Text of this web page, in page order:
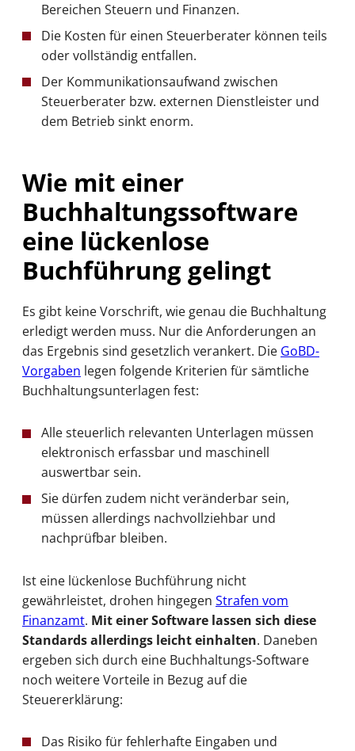
Bereichen Steuern und Finanzen.
Die Kosten für einen Steuerberater können teils
oder vollständig entfallen.
Der Kommunikationsaufwand zwischen
Steuerberater bzw. externen Dienstleister und
dem Betrieb sinkt enorm.
Wie mit einer
Buchhaltungssoftware
eine lückenlose
Buchführung gelingt
Es gibt keine Vorschrift, wie genau die Buchhaltung
erledigt werden muss. Nur die Anforderungen an
das Ergebnis sind gesetzlich verankert. Die GoBD-
Vorgaben legen folgende Kriterien für sämtliche
Buchhaltungsunterlagen fest:
Alle steuerlich relevanten Unterlagen müssen
elektronisch erfassbar und maschinell
auswertbar sein.
Sie dürfen zudem nicht veränderbar sein,
müssen allerdings nachvollziehbar und
nachprüfbar bleiben.
Ist eine lückenlose Buchführung nicht
gewährleistet, drohen hingegen Strafen vom
Finanzamt. Mit einer Software lassen sich diese
Standards allerdings leicht einhalten. Daneben
ergeben sich durch eine Buchhaltungs-Software
noch weitere Vorteile in Bezug auf die
Steuererklärung:
Das Risiko für fehlerhafte Eingaben und